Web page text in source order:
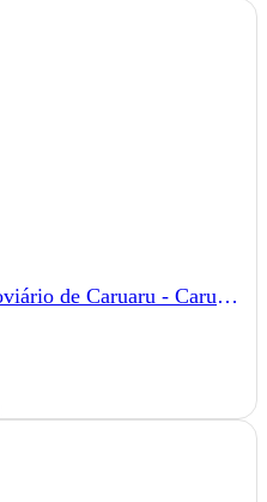
Terminal Rodoviário de Caruaru - Caruaru - PE